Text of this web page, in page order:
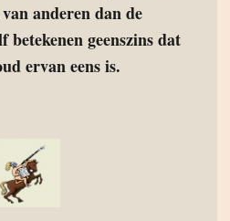
anderen dan de
betekenen geenszins dat
ervan eens is.